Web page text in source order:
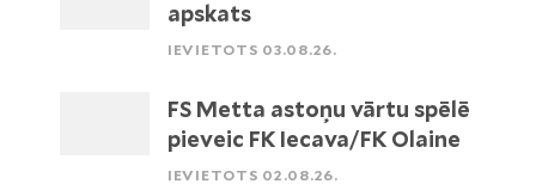
apskats
IEVIETOTS 03.08.26.
FS Metta astoņu vārtu spēlē
pieveic FK Iecava/FK Olaine
IEVIETOTS 02.08.26.